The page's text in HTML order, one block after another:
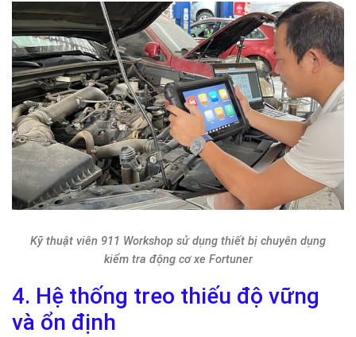
Kỹ thuật viên 911 Workshop sử dụng thiết bị chuyên dụng
kiểm tra động cơ xe Fortuner
4. Hệ thống treo thiếu độ vững
và ổn định